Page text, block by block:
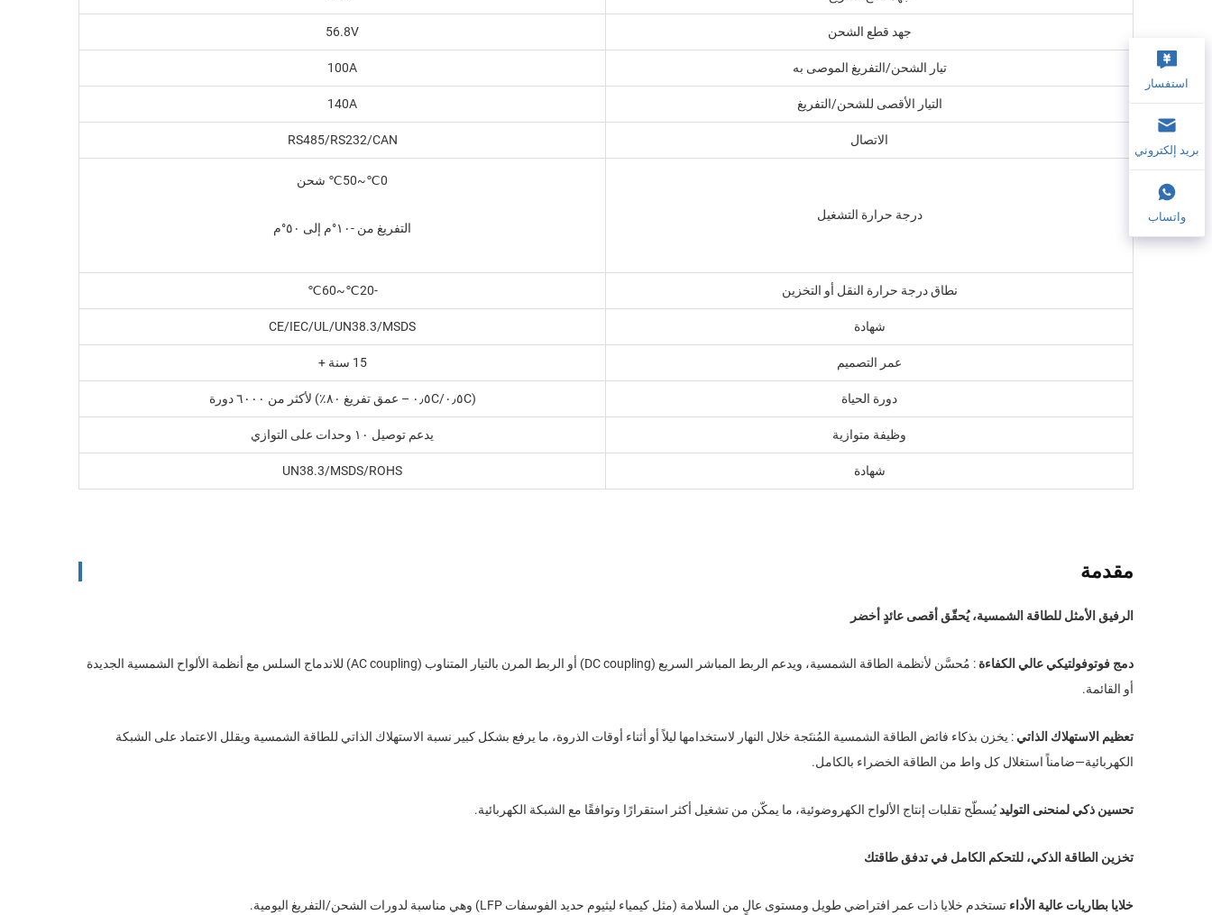
جهد قطع الشحن 56.8V
تيار الشحن/التفريغ الموصى به 100A
التيار الأقصى للشحن/التفريغ 140A
الاتصال RS485/RS232/CAN
درجة حرارة التشغيل
0℃~50℃ شحن
التفريغ من -١٠°م إلى ٥٠°م
نطاق درجة حرارة النقل أو التخزين -20℃~60℃
شهادة CE/IEC/UL/UN38.3/MSDS
عمر التصميم 15 سنة +
دورة الحياة (٠٫٥C/٠٫٥C – عمق تفريغ ٨٠٪) لأكثر من ٦٠٠٠ دورة
وظيفة متوازية يدعم توصيل ١٠ وحدات على التوازي
شهادة UN38.3/MSDS/ROHS
مقدمة
الرفيق الأمثل للطاقة الشمسية، يُحقّق أقصى عائدٍ أخضر
دمج فوتوفولتيكي عالي الكفاءة
: مُحسَّن لأنظمة الطاقة الشمسية، ويدعم الربط المباشر السريع (DC coupling) أو الربط المرن بالتيار المتناوب (AC coupling) للاندماج السلس مع أنظمة الألواح الشمسية الجديدة
أو القائمة.
تعظيم الاستهلاك الذاتي : يخزن بذكاء فائض الطاقة الشمسية المُنتَجة خلال النهار لاستخدامها ليلاً أو أثناء أوقات الذروة، ما يرفع بشكل كبير نسبة الاستهلاك الذاتي للطاقة الشمسية ويقلل الاعتماد على الشبكة
الكهربائية—ضامناً استغلال كل واط من الطاقة الخضراء بالكامل.
تحسين ذكي لمنحنى التوليديُسطّح تقلبات إنتاج الألواح الكهروضوئية، ما يمكّن من تشغيل أكثر استقرارًا وتوافقًا مع الشبكة الكهربائية.
تخزين الطاقة الذكي، للتحكم الكامل في تدفق طاقتك
خلايا بطاريات عالية الأداء تستخدم خلايا ذات عمر افتراضي طويل ومستوى عالٍ من السلامة (مثل كيمياء ليثيوم حديد الفوسفات LFP) وهي مناسبة لدورات الشحن/التفريغ اليومية.
استفسار
بريد إلكتروني
واتساب